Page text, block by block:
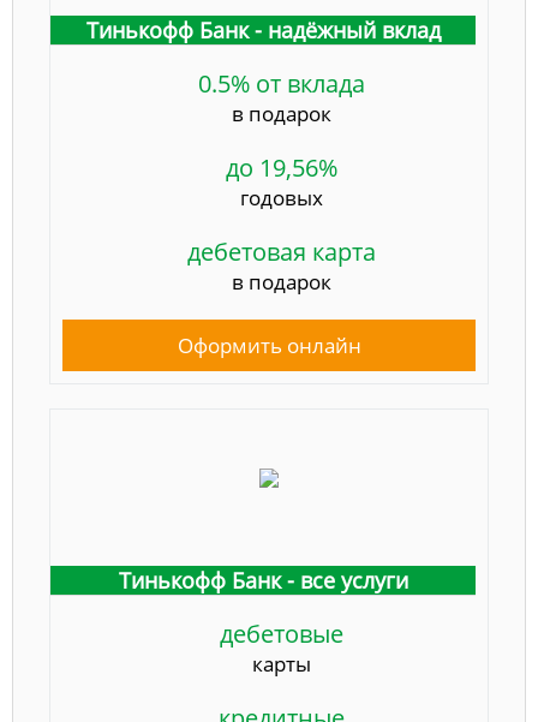
Тинькофф Банк - надёжный вклад
0.5% от вклада
в подарок
до 19,56%
годовых
дебетовая карта
в подарок
Оформить онлайн
Тинькофф Банк - все услуги
дебетовые
карты